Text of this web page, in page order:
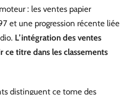
: les ventes papier
et une progression récente liée
L’intégration des ventes
titre dans les classements
distinguent ce tome des